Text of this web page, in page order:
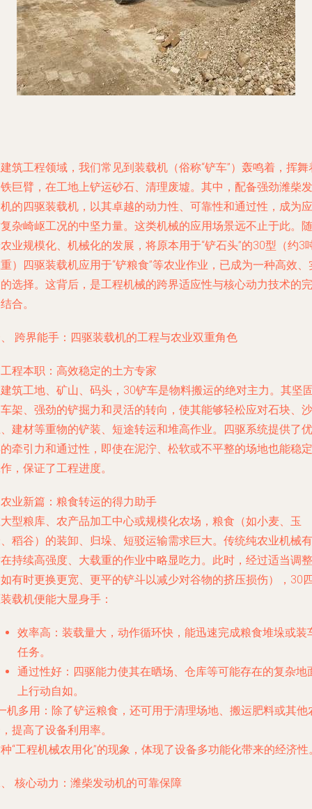
筑工程领域，我们常见到装载机（俗称“铲车”）轰鸣着，挥舞
巨臂，在工地上铲运砂石、清理废墟。其中，配备强劲潍柴发
的四驱装载机，以其卓越的动力性、可靠性和通过性，成为应
杂崎岖工况的中坚力量。这类机械的应用场景远不止于此。随
业规模化、机械化的发展，将原本用于“铲石头”的30型（约3
）四驱装载机应用于“铲粮食”等农业作业，已成为一种高效、
选择。这背后，是工程机械的跨界适应性与核心动力技术的完
合。
跨界能手：四驱装载机的工程与农业双重角色
工程本职：高效稳定的土方专家
筑工地、矿山、码头，30铲车是物料搬运的绝对主力。其坚
架、强劲的铲掘力和灵活的转向，使其能够轻松应对石块、沙
建材等重物的铲装、短途转运和堆高作业。四驱系统提供了优
牵引力和通过性，即使在泥泞、松软或不平整的场地也能稳定
，保证了工程进度。
农业新篇：粮食转运的得力助手
型粮库、农产品加工中心或规模化农场，粮食（如小麦、玉
稻谷）的装卸、归垛、短驳运输需求巨大。传统纯农业机械有
持续高强度、大载重的作业中略显吃力。此时，经过适当调整
有时更换更宽、更平的铲斗以减少对谷物的挤压损伤），30
载机便能大显身手：
效率高 ：装载量大，动作循环快，能迅速完成粮食堆垛或装
任务。
通过性好 ：四驱能力使其在晒场、仓库等可能存在的复杂地
上行动自如。
机多用 ：除了铲运粮食，还可用于清理场地、搬运肥料或其他
提高了设备利用率。
“工程机械农用化”的现象，体现了设备多功能化带来的经济性
核心动力：潍柴发动机的可靠保障